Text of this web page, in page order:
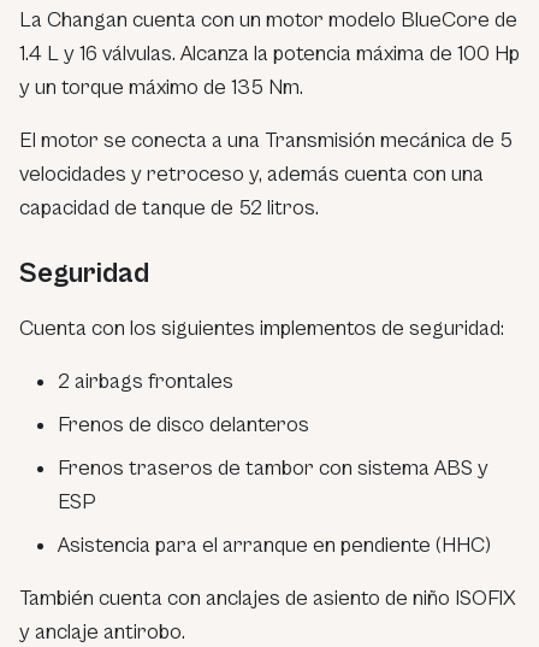
La Changan cuenta con un motor modelo BlueCore de
1.4 L y 16 válvulas. Alcanza la potencia máxima de 100 Hp
y un torque máximo de 135 Nm.
El motor se conecta a una Transmisión mecánica de 5
velocidades y retroceso y, además cuenta con una
capacidad de tanque de 52 litros.
Seguridad
Cuenta con los siguientes implementos de seguridad:
2 airbags frontales
Frenos de disco delanteros
Frenos traseros de tambor con sistema ABS y
ESP
Asistencia para el arranque en pendiente (HHC)
También cuenta con anclajes de asiento de niño ISOFIX
y anclaje antirobo.